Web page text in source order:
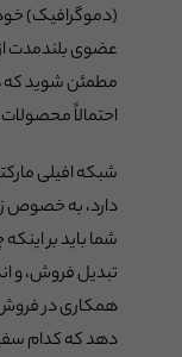
(دموگرافیک)
عضوی بلندمدت از
مطمئن شوید که
احتمالاً
شبکه افیلی
دارد، به خصوص
شما باید بر
تبدیل فروش، و
همکاری در
دهد که کدام